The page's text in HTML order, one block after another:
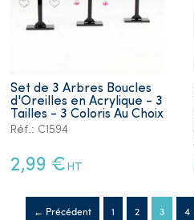
Set de 3 Arbres Boucles
d'Oreilles en Acrylique - 3
Tailles - 3 Coloris Au Choix
Réf.: C1594
2,99 € HT
← Précédent 1 2 3 4